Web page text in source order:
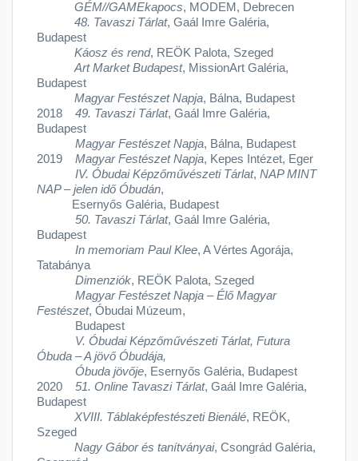
GÉM//GAMEkapocs, MODEM, Debrecen
48. Tavaszi Tárlat, Gaál Imre Galéria,
Budapest
Káosz és rend, REÖK Palota, Szeged
Art Market Budapest, MissionArt Galéria,
Budapest
Magyar Festészet Napja, Bálna, Budapest
2018 49. Tavaszi Tárlat, Gaál Imre Galéria,
Budapest
Magyar Festészet Napja, Bálna, Budapest
2019 Magyar Festészet Napja, Kepes Intézet, Eger
IV. Óbudai Képzőművészeti Tárlat, NAP MINT
NAP – jelen idő Óbudán,
Esernyős Galéria, Budapest
50. Tavaszi Tárlat, Gaál Imre Galéria,
Budapest
In memoriam Paul Klee, A Vértes Agorája,
Tatabánya
Dimenziók, REÖK Palota, Szeged
Magyar Festészet Napja – Élő Magyar
Festészet, Óbudai Múzeum,
Budapest
V. Óbudai Képzőművészeti Tárlat, Futura
Óbuda – A jövő Óbudája,
Óbuda jövője, Esernyős Galéria, Budapest
2020 51. Online Tavaszi Tárlat, Gaál Imre Galéria,
Budapest
XVIII. Táblaképfestészeti Bienálé, REÖK,
Szeged
Nagy Gábor és tanítványai, Csongrád Galéria,